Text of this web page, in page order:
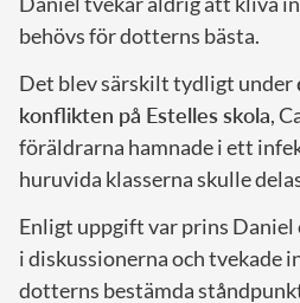
behövs för dotterns bästa.
Det blev särskilt tydligt under
konflikten på Estelles skola,
föräldrarna hamnade i ett
huruvida klasserna skulle
Enligt uppgift var prins Daniel
i diskussionerna och tvekade
dotterns bestämda